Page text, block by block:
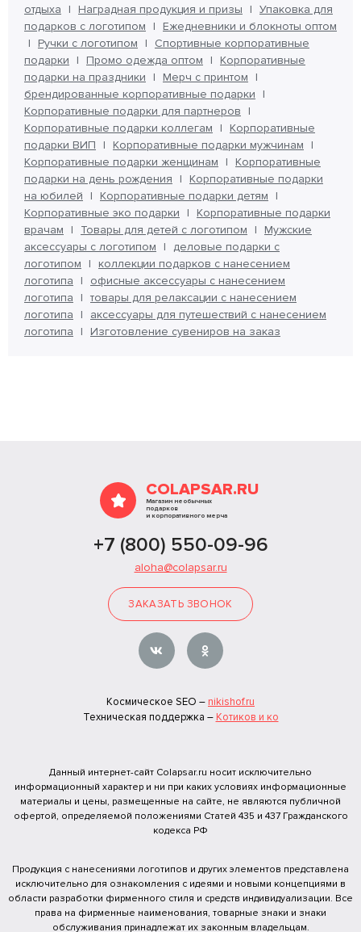
отдыха
Наградная продукция и призы
Упаковка для
подарков с логотипом
Ежедневники и блокноты оптом
Ручки с логотипом
Спортивные корпоративные
подарки
Промо одежда оптом
Корпоративные
подарки на праздники
Мерч с принтом
брендированные корпоративные подарки
Корпоративные подарки для партнеров
Корпоративные подарки коллегам
Корпоративные
подарки ВИП
Корпоративные подарки мужчинам
Корпоративные подарки женщинам
Корпоративные
подарки на день рождения
Корпоративные подарки
на юбилей
Корпоративные подарки детям
Корпоративные эко подарки
Корпоративные подарки
врачам
Товары для детей с логотипом
Мужские
аксессуары с логотипом
деловые подарки с
логотипом
коллекции подарков с нанесением
логотипа
офисные аксессуары с нанесением
логотипа
товары для релаксации с нанесением
логотипа
аксессуары для путешествий с нанесением
логотипа
Изготовление сувениров на заказ
COLAPSAR.RU
Магазин необычных
подарков
и корпоративного мерча
+7 (800) 550-09-96
aloha@colapsar.ru
ЗАКАЗАТЬ ЗВОНОК
Космическое SEO – nikishof.ru
Техническая поддержка – Котиков и ко
Данный интернет-сайт Colapsar.ru носит исключительно
информационный характер и ни при каких условиях информационные
материалы и цены, размещенные на сайте, не являются публичной
офертой, определяемой положениями Статей 435 и 437 Гражданского
кодекса РФ
Продукция с нанесениями логотипов и других элементов представлена
исключительно для ознакомления с идеями и новыми концепциями в
области разработки фирменного стиля и средств индивидуализации. Все
права на фирменные наименования, товарные знаки и знаки
обслуживания принадлежат их законным владельцам.